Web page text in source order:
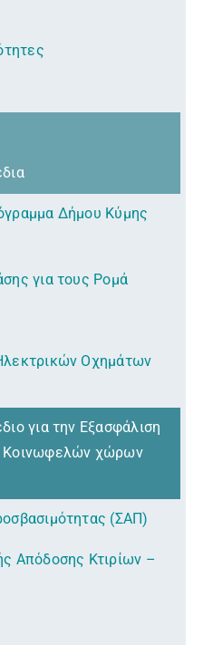
Δήμου Κύμης
για τους Ρομά
Οχημάτων
για την Εξασφάλιση
Κοινωφελών χώρων
(ΣΑΠ)
Απόδοσης Κτιρίων –